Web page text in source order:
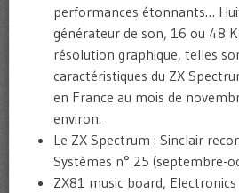
performances étonnants…
générateur de son, 16 ou 48
résolution graphique, telles
caractéristiques du ZX
en France au mois de
environ.
Le ZX Spectrum : Sinclair
Systèmes n° 25 (septembre-
ZX81 music board,